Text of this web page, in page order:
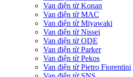
Van điện từ Konan
Van điện từ MAC
Van điện từ Miyawaki
Van điện từ Nissei
Van điện từ ODE
Van điện từ Parker
Van điện từ Pekos
Van điện từ Pietro Fiorentini